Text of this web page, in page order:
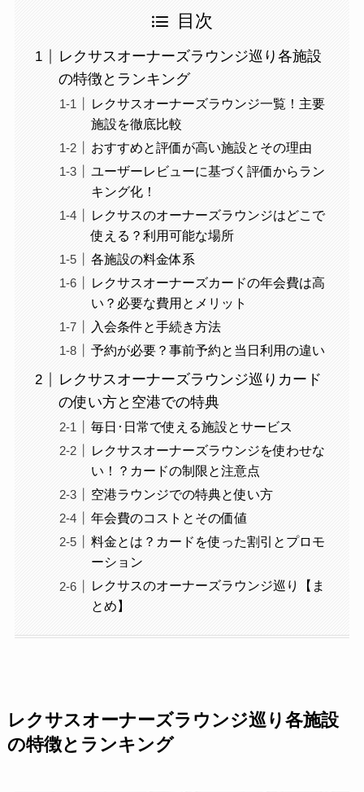
目次
レクサスオーナーズラウンジ巡り各施設
の特徴とランキング
レクサスオーナーズラウンジ一覧！主要
施設を徹底比較
おすすめと評価が高い施設とその理由
ユーザーレビューに基づく評価からラン
キング化！
レクサスのオーナーズラウンジはどこで
使える？利用可能な場所
各施設の料金体系
レクサスオーナーズカードの年会費は高
い？必要な費用とメリット
入会条件と手続き方法
予約が必要？事前予約と当日利用の違い
レクサスオーナーズラウンジ巡りカード
の使い方と空港での特典
毎日･日常で使える施設とサービス
レクサスオーナーズラウンジを使わせな
い！？カードの制限と注意点
空港ラウンジでの特典と使い方
年会費のコストとその価値
料金とは？カードを使った割引とプロモ
ーション
レクサスのオーナーズラウンジ巡り【ま
とめ】
レクサスオーナーズラウンジ巡り各施設
の特徴とランキング